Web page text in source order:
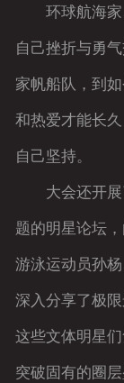
环球航海家
自己挫折与勇
家帆船队，到
和热爱才能长
自己坚持。
大会还开展
题的明星论坛
游泳运动员孙
深入分享了极
这些文体明星
突破固有的圈